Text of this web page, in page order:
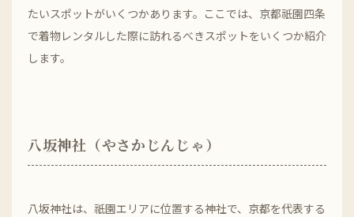
たいスポットがいくつかあります。ここでは、京都祇園四条
で着物レンタルした際に訪れるべきスポットをいくつか紹介
します。
八坂神社（やさかじんじゃ）
八坂神社は、祇園エリアに位置する神社で、京都を代表する